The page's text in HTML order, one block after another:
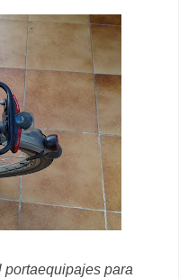
portaequipajes para